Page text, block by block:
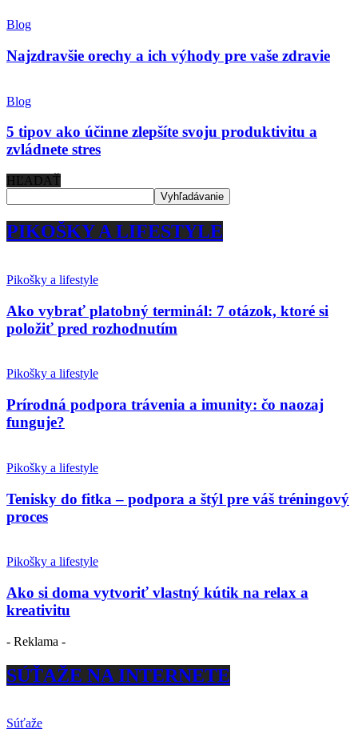
Blog
Najzdravšie orechy a ich výhody pre vaše zdravie
Blog
5 tipov ako účinne zlepšíte svoju produktivitu a
zvládnete stres
HĽADAŤ
PIKOŠKY A LIFESTYLE
Pikošky a lifestyle
Ako vybrať platobný terminál: 7 otázok, ktoré si
položiť pred rozhodnutím
Pikošky a lifestyle
Prírodná podpora trávenia a imunity: čo naozaj
funguje?
Pikošky a lifestyle
Tenisky do fitka – podpora a štýl pre váš tréningový
proces
Pikošky a lifestyle
Ako si doma vytvoriť vlastný kútik na relax a
kreativitu
- Reklama -
SÚŤAŽE NA INTERNETE
Súťaže